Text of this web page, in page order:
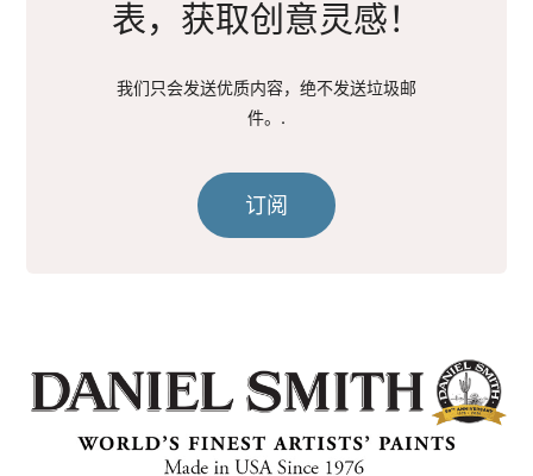
表，获取创意灵感！
我们只会发送优质内容，绝不发送垃圾邮
件。.
订阅